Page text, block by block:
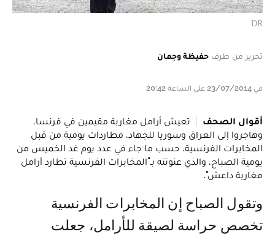
DR
تحرير من طرف حفيظة وجمان
في 23/07/2014 على الساعة 20:42
أقوال الصحف
تعيش أرامل مغاربة مقيمين في فرنسا،
وهاجروا إلى العراق وسوريا للجهاد، مطاردات يومية من قبل
المخابرات الفرنسية، حسب ما جاء في عدد يوم غد الخميس من
يومية الصباح، والذي عنونته بـ"المخابرات الفرنسية تطارد أرامل
مغاربة داعش".
وتقول الصباح إن المخابرات الفرنسية
تخصص حراسة لصيقة للأرامل، جعلت